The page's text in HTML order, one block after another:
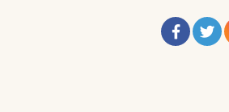
đặc sản quê hương. Đồng thời lấy lại uy tín
tiên, ông bà để lại, cũng là để cây chè